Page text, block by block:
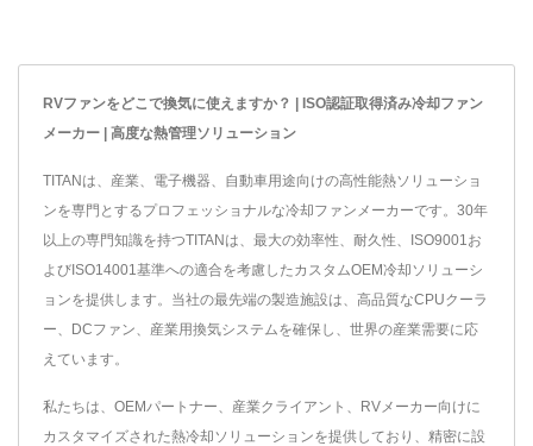
RVファンをどこで換気に使えますか？ | ISO認証取得済み冷却ファン
メーカー | 高度な熱管理ソリューション
TITANは、産業、電子機器、自動車用途向けの高性能熱ソリューショ
ンを専門とするプロフェッショナルな冷却ファンメーカーです。30年
以上の専門知識を持つTITANは、最大の効率性、耐久性、ISO9001お
よびISO14001基準への適合を考慮したカスタムOEM冷却ソリューシ
ョンを提供します。当社の最先端の製造施設は、高品質なCPUクーラ
ー、DCファン、産業用換気システムを確保し、世界の産業需要に応
えています。
私たちは、OEMパートナー、産業クライアント、RVメーカー向けに
カスタマイズされた熱冷却ソリューションを提供しており、精密に設